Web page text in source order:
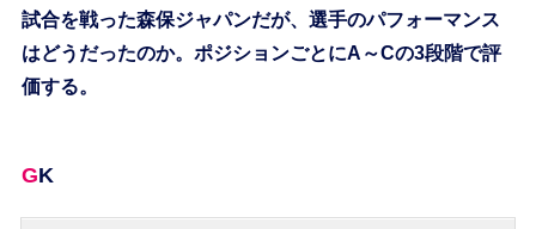
試合を戦った森保ジャパンだが、選手のパフォーマンス
はどうだったのか。ポジションごとにA～Cの3段階で評
価する。
GK